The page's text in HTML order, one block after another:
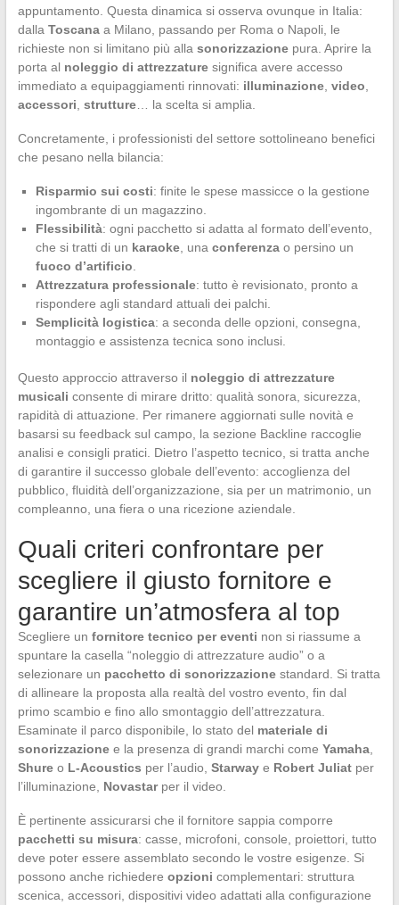
appuntamento. Questa dinamica si osserva ovunque in Italia:
dalla Toscanaa Milano, passando per Roma o Napoli, le
richieste non si limitano più alla sonorizzazionepura. Aprire la
porta al noleggio di attrezzaturesignifica avere accesso
immediato a equipaggiamenti rinnovati: illuminazione, video
accessori strutture… la scelta si amplia.
Concretamente, i professionisti del settore sottolineano benefici
che pesano nella bilancia:
Risparmio sui costi: finite le spese massicce o la gestione
ingombrante di un magazzino.
Flessibilità: ogni pacchetto si adatta al formato dell’evento,
che si tratti di un karaoke, una conferenzao persino un
fuoco d’artificio
Attrezzatura professionale: tutto è revisionato, pronto a
rispondere agli standard attuali dei palchi.
Semplicità logistica: a seconda delle opzioni, consegna,
montaggio e assistenza tecnica sono inclusi.
Questo approccio attraverso il noleggio di attrezzature
musicali consente di mirare dritto: qualità sonora, sicurezza,
rapidità di attuazione. Per rimanere aggiornati sulle novità e
basarsi su feedback sul campo, la sezione Backline raccoglie
analisi e consigli pratici. Dietro l’aspetto tecnico, si tratta anche
di garantire il successo globale dell’evento: accoglienza del
pubblico, fluidità dell’organizzazione, sia per un matrimonio, un
compleanno, una fiera o una ricezione aziendale.
Quali criteri confrontare per
scegliere il giusto fornitore e
garantire un’atmosfera al top
Scegliere un fornitore tecnico per eventi non si riassume a
spuntare la casella “noleggio di attrezzature audio” o a
selezionare un pacchetto di sonorizzazionestandard. Si tratta
di allineare la proposta alla realtà del vostro evento, fin dal
primo scambio e fino allo smontaggio dell’attrezzatura.
Esaminate il parco disponibile, lo stato del materiale di
sonorizzazionee la presenza di grandi marchi come Yamaha,
Shureo L-Acoustics per l’audio, Starwaye Robert Juliatper
l’illuminazione, Novastarper il video.
È pertinente assicurarsi che il fornitore sappia comporre
pacchetti su misura: casse, microfoni, console, proiettori, tutto
deve poter essere assemblato secondo le vostre esigenze. Si
possono anche richiedere opzioni complementari: struttura
scenica, accessori, dispositivi video adattati alla configurazione